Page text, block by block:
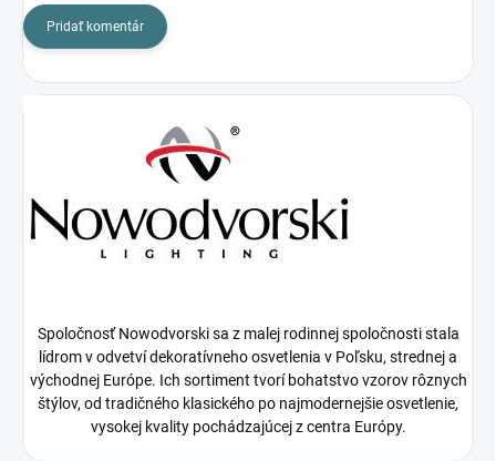
Pridať komentár
Spoločnosť Nowodvorski sa z malej rodinnej spoločnosti stala
lídrom v odvetví dekoratívneho osvetlenia v Poľsku, strednej a
východnej Európe. Ich sortiment tvorí bohatstvo vzorov rôznych
štýlov, od tradičného klasického po najmodernejšie osvetlenie,
vysokej kvality pochádzajúcej z centra Európy.